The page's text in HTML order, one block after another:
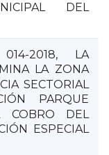
DEL
2018, LA
LA ZONA
SECTORIAL
PARQUE
COBRO DEL
ESPECIAL